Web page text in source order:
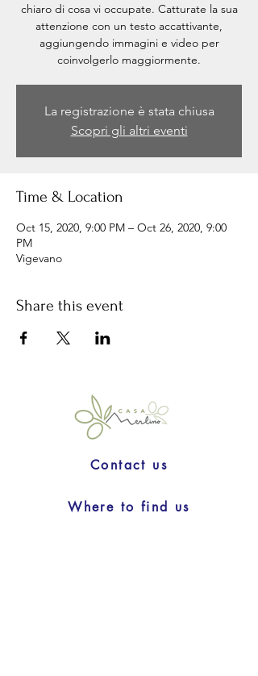
chiaro di cosa vi occupate. Catturate la sua
attenzione con un testo accattivante,
aggiungendo immagini e video per
coinvolgerlo maggiormente.
La registrazione è stata chiusa
Scopri gli altri eventi
Time & Location
Oct 15, 2020, 9:00 PM – Oct 26, 2020, 9:00
PM
Vigevano
Share this event
Contact us
Where to find us